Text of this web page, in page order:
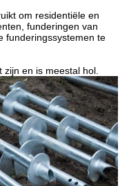
om residentiële en
funderingen van
funderingssystemen te
zijn en is meestal hol.